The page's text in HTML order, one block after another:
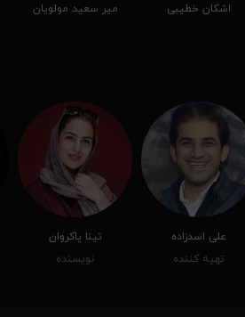
اشکان خطیبی میر سعید مولویان
علی اسدزاده
تهیه کننده
تینا پاکروان
نویسنده